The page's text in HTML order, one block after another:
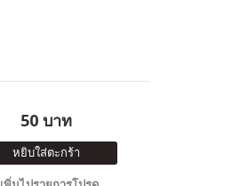
50 บาท
หยิบใส่ตะกร้า